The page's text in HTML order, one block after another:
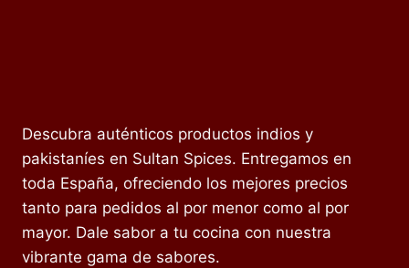
Descubra auténticos productos indios y
pakistaníes en Sultan Spices. Entregamos en
toda España, ofreciendo los mejores precios
tanto para pedidos al por menor como al por
mayor. Dale sabor a tu cocina con nuestra
vibrante gama de sabores.